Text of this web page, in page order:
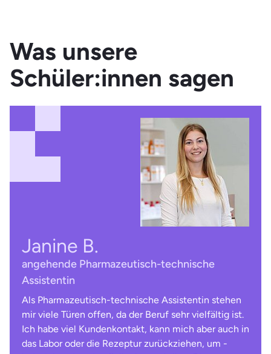
Was unsere
Schüler:innen sagen
Janine B.
angehende Pharmazeutisch-technische
Assistentin
Als Pharmazeutisch-technische Assistentin stehen
mir viele Türen offen, da der Beruf sehr vielfältig ist.
Ich habe viel Kunden­kontakt, kann mich aber auch in
das Labor oder die Rezeptur zurückziehen, um ­